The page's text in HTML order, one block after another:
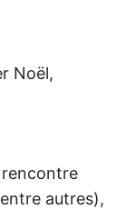
Noël,
rencontre
autres),